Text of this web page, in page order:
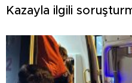
Kazayla ilgili